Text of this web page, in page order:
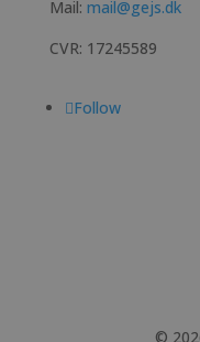
Mail: mail@gejs.dk
CVR: 17245589
Follow
©